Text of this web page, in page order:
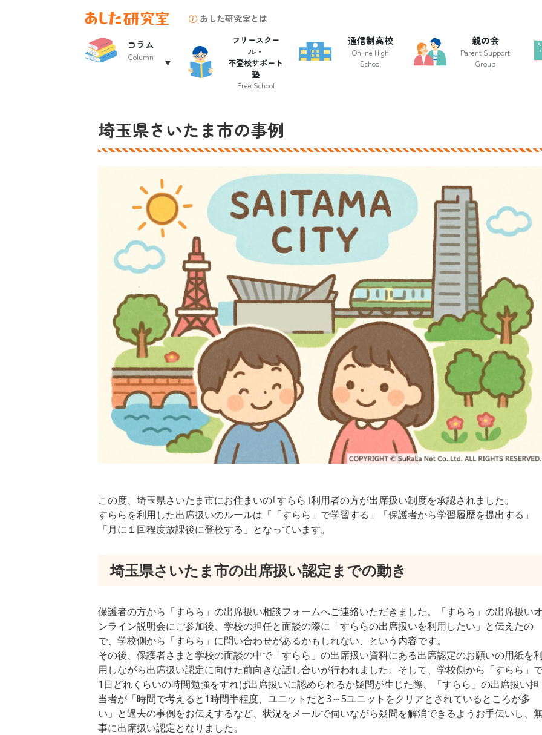
あした研究室とは
コラム
Column
フリースクー
ル・
不登校サポート
塾
Free School
通信制高校
Online High
School
親の会
Parent Support
Group
埼玉県さいたま市の事例
この度、埼玉県さいたま市にお住まいの｢すらら｣利用者の方が出席扱い制度を承認されました。
すららを利用した出席扱いのルールは「「すらら」で学習する」「保護者から学習履歴を提出する」
「月に１回程度放課後に登校する」となっています。
埼玉県さいたま市の出席扱い認定までの動き
保護者の方から「すらら」の出席扱い相談フォームへご連絡いただきました。「すらら」の出席扱いオ
ンライン説明会にご参加後、学校の担任と面談の際に「すららの出席扱いを利用したい」と伝えたの
で、学校側から「すらら」に問い合わせがあるかもしれない、という内容です。
その後、保護者さまと学校の面談の中で「すらら」の出席扱い資料にある出席認定のお願いの用紙を利
用しながら出席扱い認定に向けた前向きな話し合いが行われました。そして、学校側から「すらら」
1日どれくらいの時間勉強をすれば出席扱いに認められるか疑問が生じた際、「すらら」の出席扱い担
当者が「時間で考えると1時間半程度、ユニットだと3～5ユニットをクリアとされているところが多
い」と過去の事例をお伝えするなど、状況をメールで伺いながら疑問を解消できるようお手伝いし、
事に出席扱い認定となりました。